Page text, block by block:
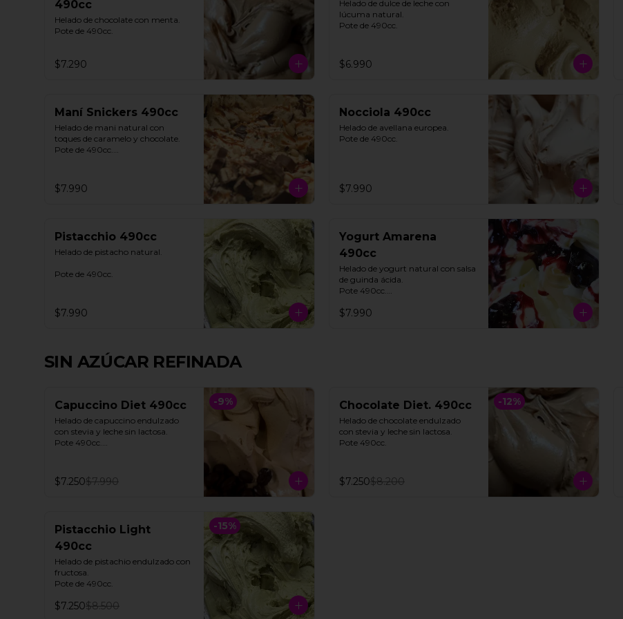
490cc
Helado de chocolate con menta.
Pote de 490cc.
$7.290
Helado de dulce de leche con
lúcuma natural.
Pote de 490cc.
$6.990
Maní Snickers 490cc
Helado de mani natural con
toques de caramelo y chocolate.
Pote de 490cc.
$7.990
Nocciola 490cc
Helado de avellana europea.
Pote de 490cc.
$7.990
Pistacchio 490cc
Helado de pistacho natural.
Pote de 490cc.
$7.990
Yogurt Amarena
490cc
Helado de yogurt natural con salsa
de guinda ácida.
Pote 490cc.
**FOTO REFERENCIAL**
$7.990
SIN AZÚCAR REFINADA
-9%
Capuccino Diet 490cc
Helado de capuccino endulzado
con stevia y leche sin lactosa.
Pote 490cc.
$7.250$7.990
-12%
Chocolate Diet. 490cc
Helado de chocolate endulzado
con stevia y leche sin lactosa.
Pote 490cc.
$7.250$8.200
-15%
Pistacchio Light
490cc
Helado de pistachio endulzado con
fructosa.
Pote de 490cc.
$7.250$8.500